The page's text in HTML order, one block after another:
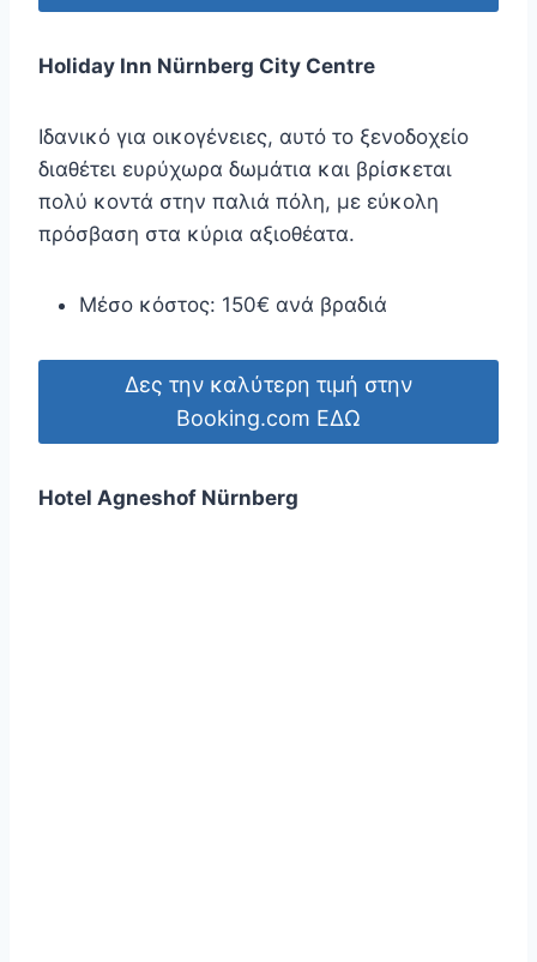
Holiday Inn Nürnberg City Centre
Ιδανικό για οικογένειες, αυτό το ξενοδοχείο
διαθέτει ευρύχωρα δωμάτια και βρίσκεται
πολύ κοντά στην παλιά πόλη, με εύκολη
πρόσβαση στα κύρια αξιοθέατα.
Μέσο κόστος: 150€ ανά βραδιά
Δες την καλύτερη τιμή στην
Booking.com ΕΔΩ
Hotel Agneshof Nürnberg